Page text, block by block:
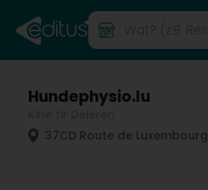
Hundephysio.lu
37CD Route de Luxembourg